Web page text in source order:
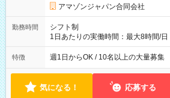
アマゾンジャパン合同会社
勤務時間
シフト制
1日あたりの実働時間：最大8時間/日
社後、就業可能シフトをご確認の上
特徴 週1日からOK / 10名以上の大量募集
気になる！ 応募する